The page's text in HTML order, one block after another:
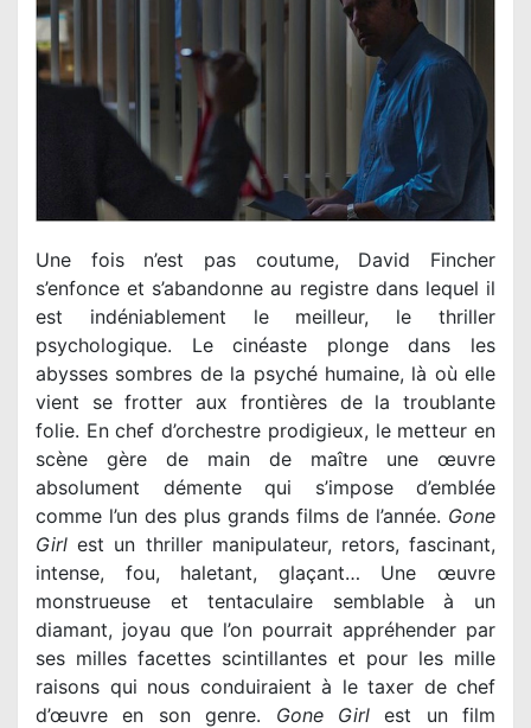
Une fois n’est pas coutume, David Fincher
s’enfonce et s’abandonne au registre dans lequel il
est indéniablement le meilleur, le thriller
psychologique. Le cinéaste plonge dans les
abysses sombres de la psyché humaine, là où elle
vient se frotter aux frontières de la troublante
folie. En chef d’orchestre prodigieux, le metteur en
scène gère de main de maître une œuvre
absolument démente qui s’impose d’emblée
comme l’un des plus grands films de l’année. Gone
Girl est un thriller manipulateur, retors, fascinant,
intense, fou, haletant, glaçant… Une œuvre
monstrueuse et tentaculaire semblable à un
diamant, joyau que l’on pourrait appréhender par
ses milles facettes scintillantes et pour les mille
raisons qui nous conduiraient à le taxer de chef
d’œuvre en son genre. Gone Girlest un film